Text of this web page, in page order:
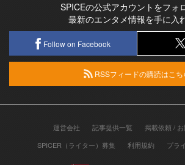
SPICEの公式アカウントをフォ
最新のエンタメ情報を手に入
Follow on Facebook
RSSフィードの購読はこち
運営会社 記事提供一覧
掲載依頼 /
SPICER（ライター）募集
利用規約 プラ